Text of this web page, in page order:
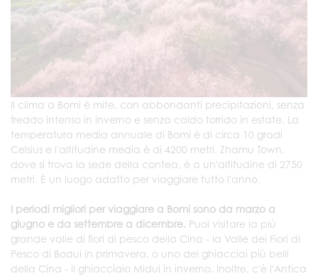
Il clima a Bomi è mite, con abbondanti precipitazioni, senza
freddo intenso in inverno e senza caldo torrido in estate. La
temperatura media annuale di Bomi è di circa 10 gradi
Celsius e l'altitudine media è di 4200 metri. Zhamu Town,
dove si trova la sede della contea, è a un'altitudine di 2750
metri. È un luogo adatto per viaggiare tutto l'anno.
I periodi migliori per viaggiare a Bomi sono da marzo a
giugno e da settembre a dicembre. Puoi visitare la più
grande valle di fiori di pesco della Cina - la Valle dei Fiori di
Pesco di Bodui in primavera, o uno dei ghiacciai più belli
della Cina - il ghiacciaio Midui in inverno. Inoltre, c'è l'Antica